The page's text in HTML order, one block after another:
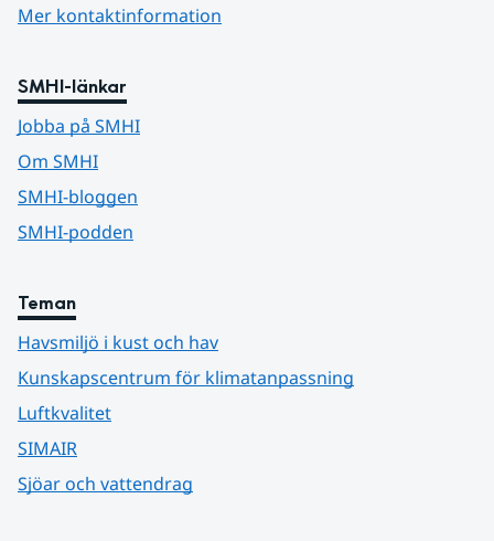
Mer kontaktinformation
SMHI-länkar
Jobba på SMHI
Om SMHI
SMHI-bloggen
SMHI-podden
Teman
Havsmiljö i kust och hav
Kunskapscentrum för klimatanpassning
Luftkvalitet
SIMAIR
Sjöar och vattendrag